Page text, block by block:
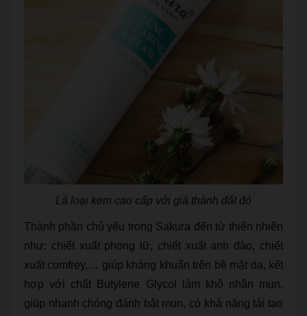
Là loại kem cao cấp với giá thành đắt đỏ
Thành phần chủ yếu trong Sakura đến từ thiên nhiên
như: chiết xuất phong lữ, chiết xuất anh đào, chiết
xuất comfrey,… giúp kháng khuẩn trên bề mặt da, kết
hợp với chất Butylene Glycol làm khô nhân mụn,
giúp nhanh chóng đánh bật mụn, có khả năng tái tạo